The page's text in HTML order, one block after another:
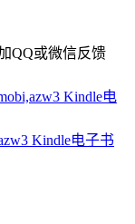
QQ或微信反馈
Kindle电
Kindle电子书